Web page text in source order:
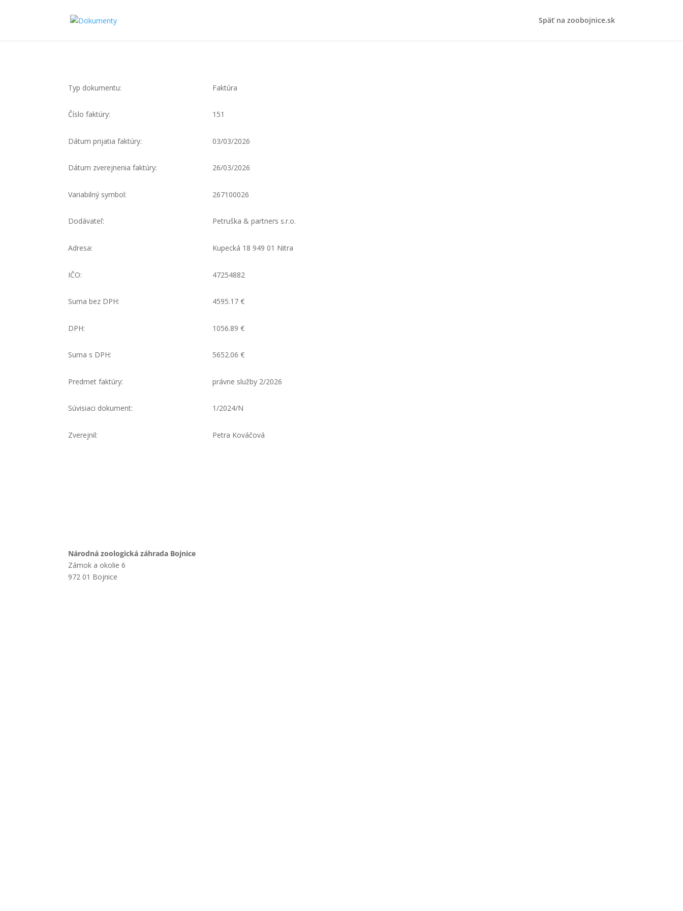
Späť na zoobojnice.sk
Typ dokumentu:
Číslo faktúry:
Dátum prijatia faktúry:
Dátum zverejnenia faktúry:
Variabilný symbol:
Dodávateľ:
Adresa:
IČO:
Suma bez DPH:
DPH:
Suma s DPH:
Predmet faktúry:
Súvisiaci dokument:
Zverejnil:
Faktúra
151
03/03/2026
26/03/2026
267100026
Petruška & partners s.r.o.
Kupecká 18 949 01 Nitra
47254882
4595.17 €
1056.89 €
5652.06 €
právne služby 2/2026
1/2024/N
Petra Kováčová
Národná zoologická záhrada Bojnice
Zámok a okolie 6
972 01 Bojnice